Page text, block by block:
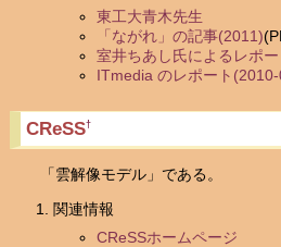
東工大青木先生
「ながれ」の記事(2011)
室井ちあし氏によるレポ
ITmedia のレポート
CReSS†
「雲解像モデル」である。
関連情報
CReSSホームページ